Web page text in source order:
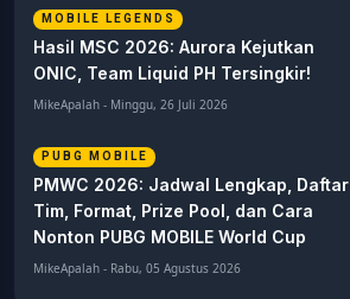
MOBILE LEGENDS
Hasil MSC 2026: Aurora Kejutkan
ONIC, Team Liquid PH Tersingkir!
MikeApalah - Minggu, 26 Juli 2026
PUBG MOBILE
PMWC 2026: Jadwal Lengkap, Daftar
Tim, Format, Prize Pool, dan Cara
Nonton PUBG MOBILE World Cup
MikeApalah - Rabu, 05 Agustus 2026